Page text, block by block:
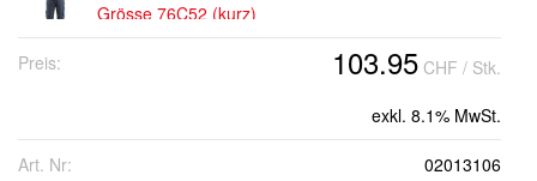
Grösse 76C52 (kurz)
Preis: 103.95 CHF / Stk.
exkl. 8.1% MwSt.
Art. Nr: 02013106